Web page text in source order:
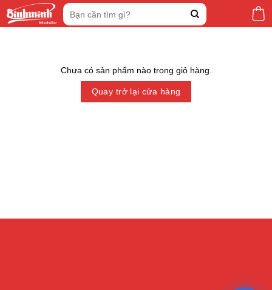
Tìm
kiếm:
Chưa có sản phẩm nào trong giỏ hàng.
Quay trở lại cửa hàng